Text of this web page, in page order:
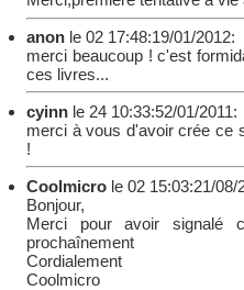
anon le 02 17:48:19/01/2012:
merci beaucoup ! c'est
ces livres...
cyinn le 24 10:33:52/01/2011:
merci à vous d'avoir crée ce
!
Coolmicro le 02 15:03:21/08/
Bonjour,
Merci pour avoir signalé
prochaînement
Cordialement
Coolmicro